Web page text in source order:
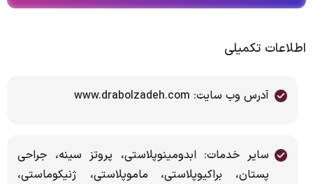
اطلاعات تکمیلی
آدرس وب سایت: www.drabolzadeh.com
سایر خدمات: ابدومینوپلاستی، پروتز سینه، جراحی
پستان، براکیوپلاستی، ماموپلاستی، ژنیکوماستی،